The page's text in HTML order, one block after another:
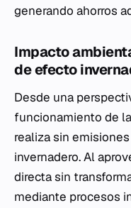
generando ahorros
Impacto
de efecto
Desde una
funcionamiento de
realiza sin
invernadero. Al
directa sin
mediante procesos